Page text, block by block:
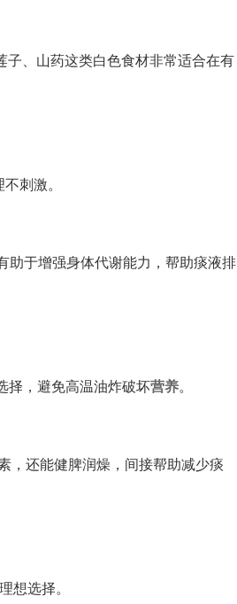
子、山药这类白色食材非常适合在有
刺激。
助于增强身体代谢能力，帮助痰液排
择，避免高温油炸破坏营养。
，还能健脾润燥，间接帮助减少痰
想选择。